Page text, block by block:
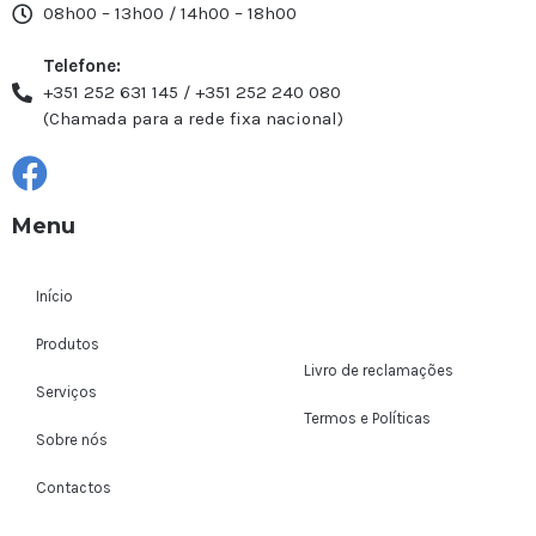
08h00 – 13h00 / 14h00 – 18h00
Telefone:
+351 252 631 145 / +351 252 240 080
(Chamada para a rede fixa nacional)
Menu
Início
Produtos
Serviços
Sobre nós
Contactos
Livro de reclamações
Termos e Políticas